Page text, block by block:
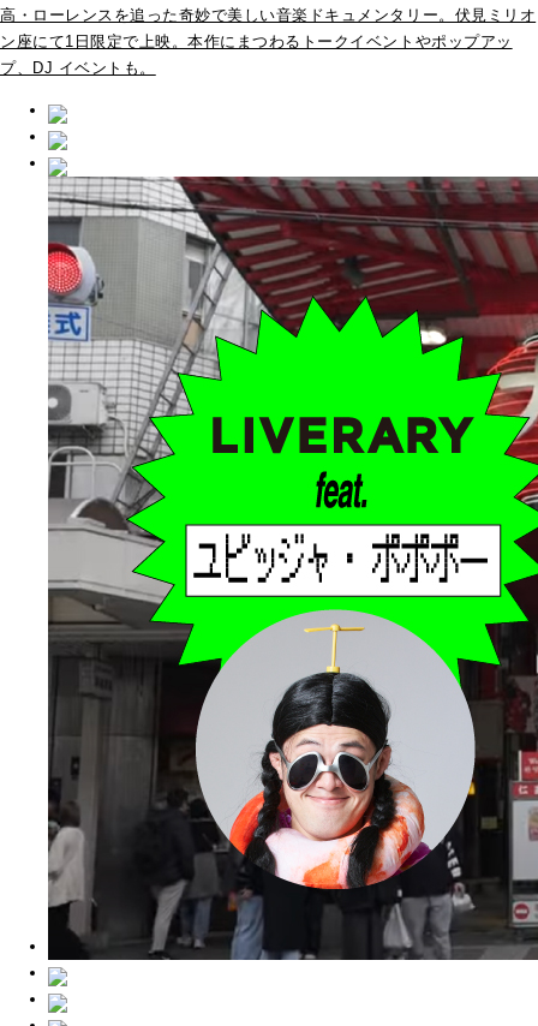
高・ローレンスを追った奇妙で美しい音楽ドキュメンタリー。伏見ミリオ
ン座にて1日限定で上映。本作にまつわるトークイベントやポップアッ
プ、DJ イベントも。